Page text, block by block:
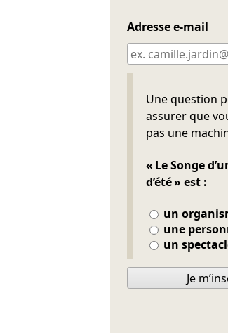
Adresse e-mail
Une question
assurer que
pas une
« Le Songe
d’été » est :
un
une
un
Ne pas remplir
Je